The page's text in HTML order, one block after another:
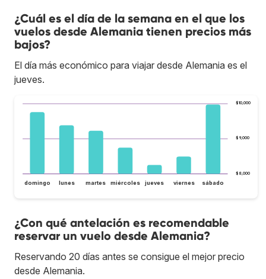
¿Cuál es el día de la semana en el que los
vuelos desde Alemania tienen precios más
bajos?
El día más económico para viajar desde Alemania es el
jueves.
$8,000
$9,000
$10,000
domingo lunes martes miércoles jueves viernes sábado
¿Con qué antelación es recomendable
reservar un vuelo desde Alemania?
Reservando 20 días antes se consigue el mejor precio
desde Alemania.